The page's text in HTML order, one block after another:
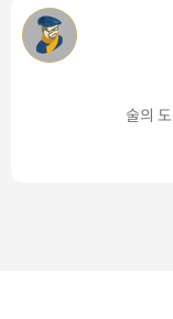
술의